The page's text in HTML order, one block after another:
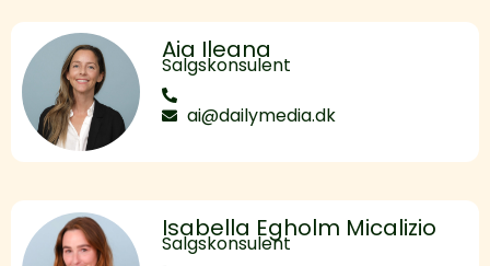
Aia Ileana
Salgskonsulent
ai@dailymedia.dk
Isabella Egholm Micalizio
Salgskonsulent